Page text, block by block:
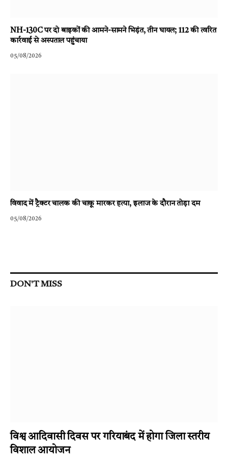
NH-130C पर दो बाइकों की आमने-सामने भिड़ंत, तीन घायल; 112 की त्वरित
कार्रवाई से अस्पताल पहुंचाया
05/08/2026
विवाद में ट्रैक्टर चालक की चाकू मारकर हत्या, इलाज के दौरान तोड़ा दम
05/08/2026
DON'T MISS
विश्व आदिवासी दिवस पर गरियाबंद में होगा जिला स्तरीय
विशाल आयोजन